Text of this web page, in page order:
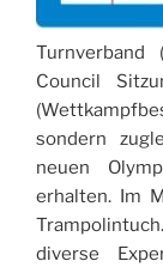
Turnverband
Council
sondern
neuen
erhalten. Im
diverse